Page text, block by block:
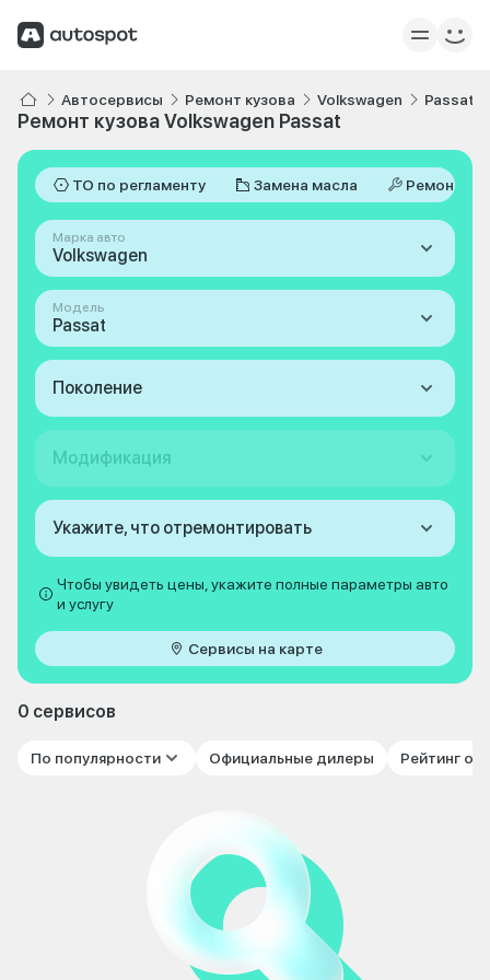
Автосервисы Ремонт кузова Volkswagen Passat
Ремонт кузова Volkswagen Passat
ТО по регламенту Замена масла Ремонт
Марка авто
Volkswagen
Модель
Passat
Поколение
Модификация
Укажите, что отремонтировать
Чтобы увидеть цены, укажите полные параметры авто
и услугу
Сервисы на карте
0 сервисов
По популярности Официальные дилеры Рейтинг